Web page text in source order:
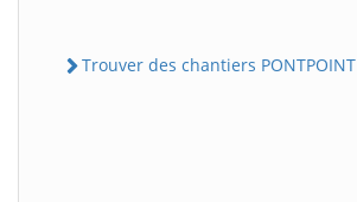
Trouver des chantiers PONTPOINT